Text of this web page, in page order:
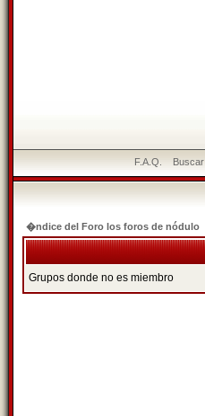
F.A.Q. Buscar
�ndice del Foro los foros de nódulo
Grupos donde no es miembro